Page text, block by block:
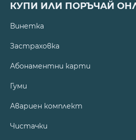
КУПИ ИЛИ ПОРЪЧАЙ
Винетка
Застраховка
Абонаментни карти
Гуми
Авариен комплект
Чистачки